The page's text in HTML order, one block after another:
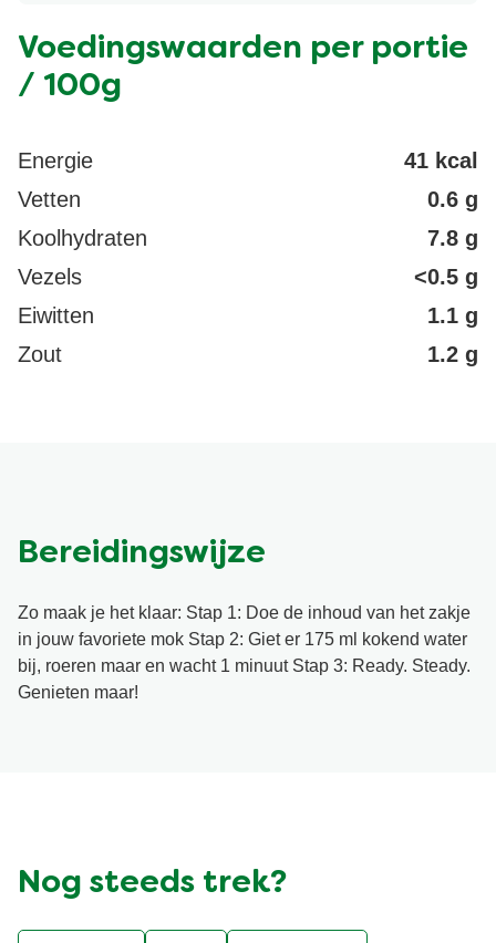
peterseliewortelpoeder), uipoeder, BLADSELDERIJ
0,2%. Kan ROGGE, GERST, HAVER, EI, SOJA,
MELK, MOSTERD bevatten.
Voedingswaarden per portie
/ 100g
Energie
41 kcal
Vetten
0.6 g
Koolhydraten
7.8 g
Vezels
<0.5 g
Eiwitten
1.1 g
Zout
1.2 g
Bereidingswijze
Zo maak je het klaar: Stap 1: Doe de inhoud van het zakje
in jouw favoriete mok Stap 2: Giet er 175 ml kokend water
bij, roeren maar en wacht 1 minuut Stap 3: Ready. Steady.
Genieten maar!
Nog steeds trek?